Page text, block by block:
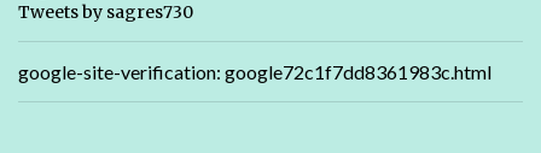
Tweets by sagres730
google-site-verification: google72c1f7dd8361983c.html